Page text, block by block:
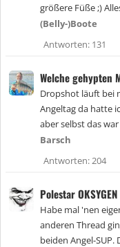
größere Füße ;)
(Belly-)Boote
Antworten 131
Welche gehypten
Dropshot läuft bei
Angeltag da hatte
aber selbst das war
Barsch
Antworten 204
Polestar OKSYGEN
Habe mal 'nen
anderen Thread
beiden Angel-SUP.